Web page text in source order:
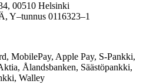
00510 Helsinki
Y–tunnus 0116323–1
MobilePay, Apple Pay, S-Pankki,
Ålandsbanken, Säästöpankki,
Walley